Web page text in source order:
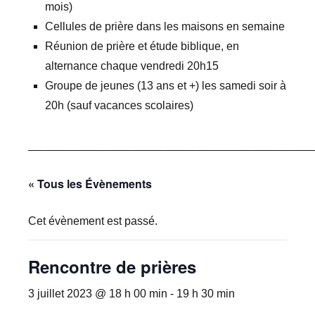
mois)
Cellules de prière dans les maisons en semaine
Réunion de prière et étude biblique, en
alternance chaque vendredi 20h15
Groupe de jeunes (13 ans et +) les samedi soir à
20h (sauf vacances scolaires)
« Tous les Évènements
Cet évènement est passé.
Rencontre de prières
3 juillet 2023 @ 18 h 00 min - 19 h 30 min